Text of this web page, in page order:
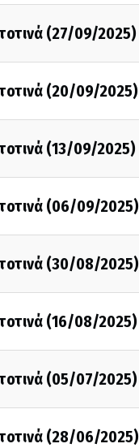
(27/09/2025)
(20/09/2025)
(13/09/2025)
(06/09/2025)
(30/08/2025)
(16/08/2025)
(05/07/2025)
(28/06/2025)